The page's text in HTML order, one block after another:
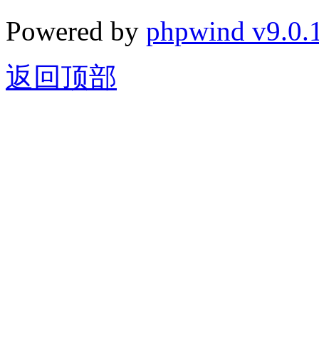
Powered by phpwind
返回顶部